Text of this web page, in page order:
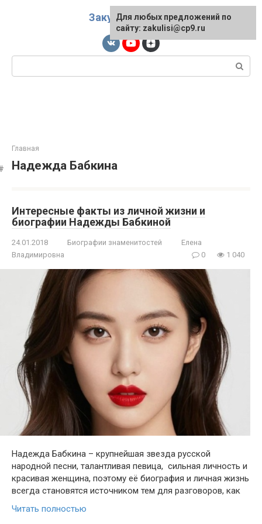
Закулисы
Поиск:
Главная
Надежда Бабкина
Интересные факты из личной жизни и
биографии Надежды Бабкиной
24.01.2018 Биографии знаменитостей
Елена
Владимировна
0 1 040
Надежда Бабкина – крупнейшая звезда русской
народной песни, талантливая певица, сильная личность и
красивая женщина, поэтому её биография и личная жизнь
всегда становятся источником тем для разговоров, как
Читать полностью
Для любых предложений по
сайту: zakulisi@cp9.ru